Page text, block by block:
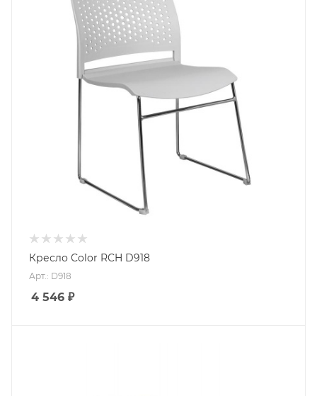
Кресло Color RCH D918
Арт.: D918
4 546 ₽